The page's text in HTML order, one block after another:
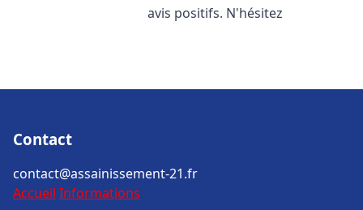
avis positifs. N'hésitez
Contact
contact@assainissement-21.fr
Accueil Informations